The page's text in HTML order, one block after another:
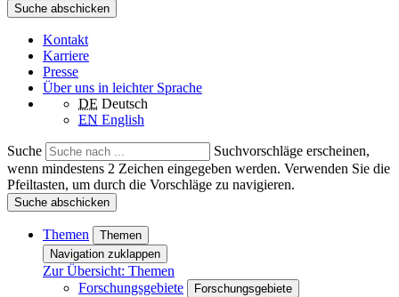
Suche abschicken
Kontakt
Karriere
Presse
Über uns in leichter Sprache
DE Deutsch
EN English
Suche
Suchvorschläge erscheinen,
wenn mindestens 2 Zeichen eingegeben werden. Verwenden Sie die
Pfeiltasten, um durch die Vorschläge zu navigieren.
Suche abschicken
Themen
Themen
Navigation zuklappen
Zur Übersicht: Themen
Forschungsgebiete
Forschungsgebiete